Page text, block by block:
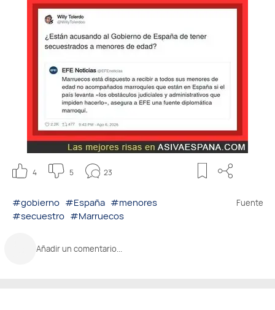
4 5 23
#gobierno #España #menores
#secuestro #Marruecos
Fuente
Añadir un comentario...